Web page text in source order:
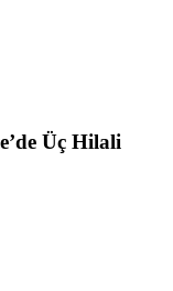
Üç Hilali